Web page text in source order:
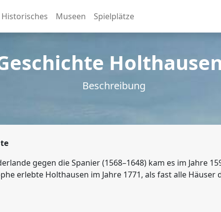
Historisches Museen Spielplätze
Beschreibung
gegen die Spanier (1568–1648) kam es im Jahre
erlebte Holthausen im Jahre 1771, als fast alle